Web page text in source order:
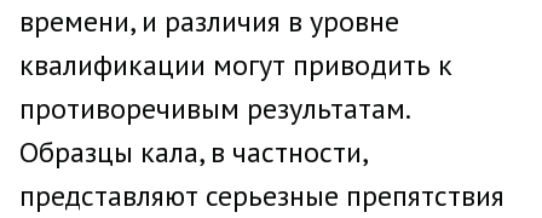
времени, и различия в уровне
квалификации могут приводить к
противоречивым результатам.
Образцы кала, в частности,
представляют серьезные препятствия